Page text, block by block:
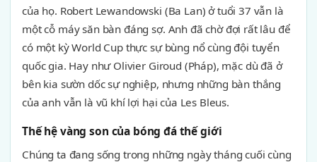
của họ. Robert Lewandowski (Ba Lan) ở tuổi 37 vẫn là
một cỗ máy săn bàn đáng sợ. Anh đã chờ đợi rất lâu để
có một kỳ World Cup thực sự bùng nổ cùng đội tuyển
quốc gia. Hay như Olivier Giroud (Pháp), mặc dù đã ở
bên kia sườn dốc sự nghiệp, nhưng những bàn thắng
của anh vẫn là vũ khí lợi hại của Les Bleus.
Thế hệ vàng son của bóng đá thế giới
Chúng ta đang sống trong những ngày tháng cuối cùng